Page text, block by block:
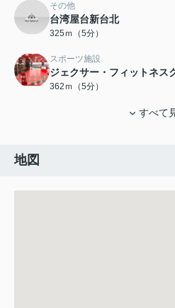
その他
台湾屋台新台北
325ｍ（5分）
スポーツ施設
ジェクサー・フィットネス
362ｍ（5分）
すべて
地図